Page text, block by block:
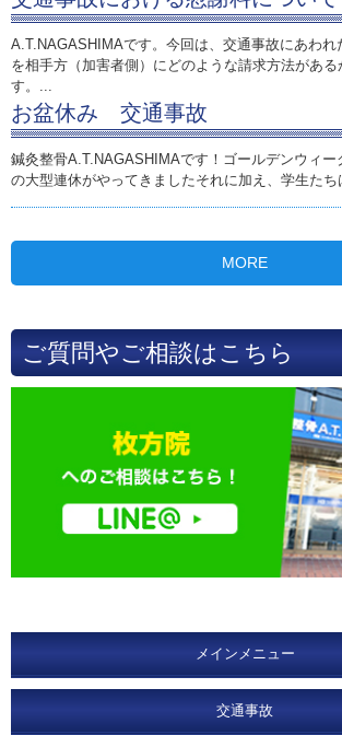
A.T.NAGASHIMAです。今回は、交通事故にあわれ
を相手方（加害者側）にどのような請求方法がある
す。...
お盆休み 交通事故
鍼灸整骨A.T.NAGASHIMAです！ゴールデンウィー
の大型連休がやってきましたそれに加え、学生たち
MORE
ご質問やご相談はこちら
メインメニュー
交通事故